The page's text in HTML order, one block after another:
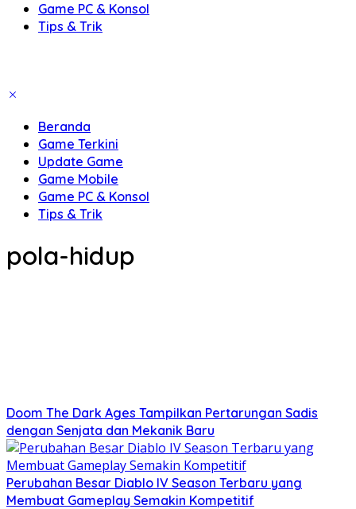
Game PC & Konsol
Tips & Trik
Beranda
Game Terkini
Update Game
Game Mobile
Game PC & Konsol
Tips & Trik
pola-hidup
Doom The Dark Ages Tampilkan Pertarungan Sadis
dengan Senjata dan Mekanik Baru
Perubahan Besar Diablo IV Season Terbaru yang
Membuat Gameplay Semakin Kompetitif